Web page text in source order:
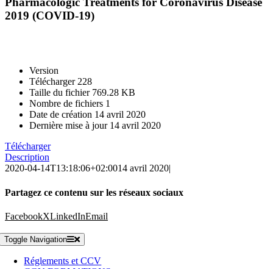
2019 (COVID-19)
Version
Télécharger228
Taille du fichier 769.28 KB
Nombre de fichiers 1
Date de création 14 avril 2020
Dernière mise à jour 14 avril 2020
Télécharger
Description
2020-04-14T13:18:06+02:0014 avril 2020|
Partagez ce contenu sur les réseaux sociaux
FacebookXLinkedInEmail
Toggle Navigation
Réglements et CCV